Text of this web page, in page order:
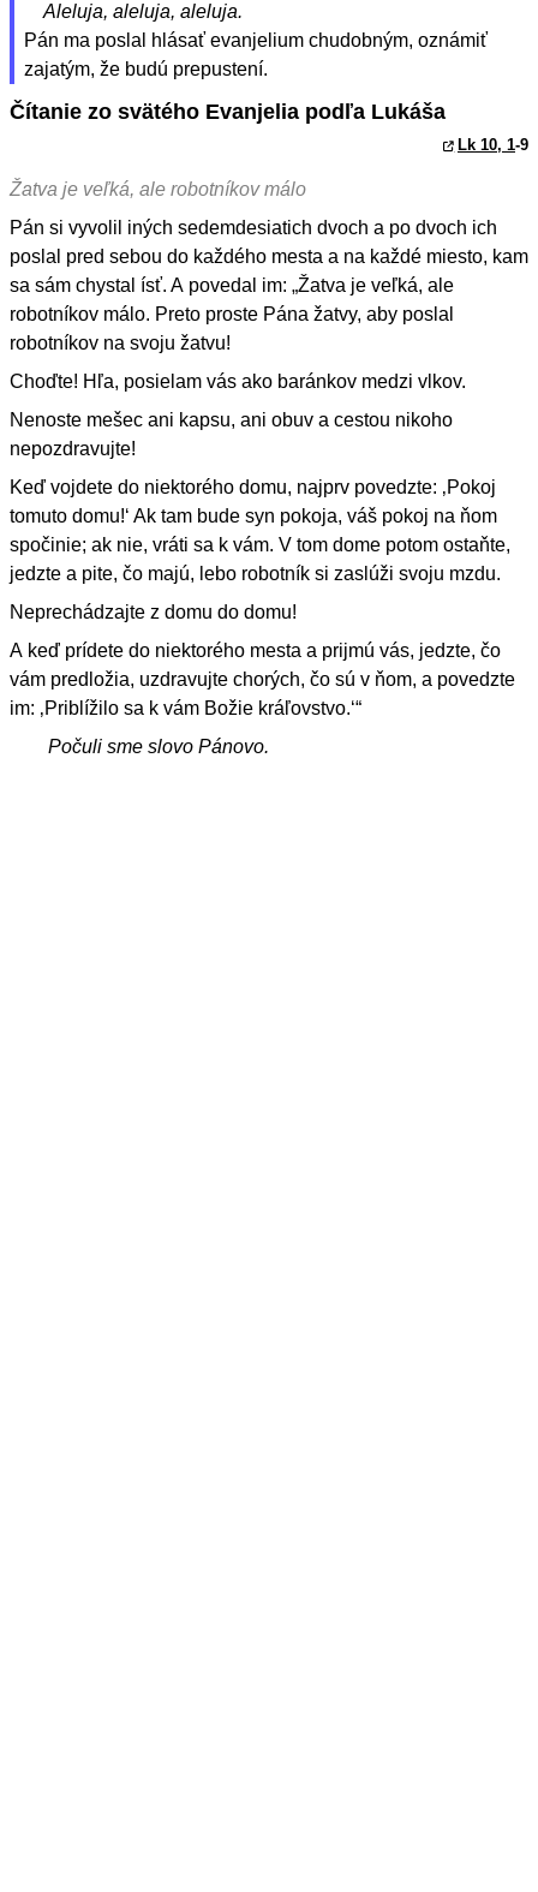
Aleluja, aleluja, aleluja.
Pán ma poslal hlásať evanjelium chudobným, oznámiť
zajatým, že budú prepustení.
Čítanie zo svätého Evanjelia podľa Lukáša
Lk 10, 1-9
Žatva je veľká, ale robotníkov málo
Pán si vyvolil iných sedemdesiatich dvoch a po dvoch ich
poslal pred sebou do každého mesta a na každé miesto, kam
sa sám chystal ísť. A povedal im: „Žatva je veľká, ale
robotníkov málo. Preto proste Pána žatvy, aby poslal
robotníkov na svoju žatvu!
Choďte! Hľa, posielam vás ako baránkov medzi vlkov.
Nenoste mešec ani kapsu, ani obuv a cestou nikoho
nepozdravujte!
Keď vojdete do niektorého domu, najprv povedzte: ‚Pokoj
tomuto domu!‘ Ak tam bude syn pokoja, váš pokoj na ňom
spočinie; ak nie, vráti sa k vám. V tom dome potom ostaňte,
jedzte a pite, čo majú, lebo robotník si zaslúži svoju mzdu.
Neprechádzajte z domu do domu!
A keď prídete do niektorého mesta a prijmú vás, jedzte, čo
vám predložia, uzdravujte chorých, čo sú v ňom, a povedzte
im: ‚Priblížilo sa k vám Božie kráľovstvo.‘“
Počuli sme slovo Pánovo.